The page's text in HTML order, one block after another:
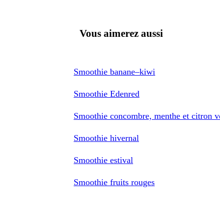
Vous aimerez aussi
Smoothie banane–kiwi
Smoothie Edenred
Smoothie concombre, menthe et citron
Smoothie hivernal
Smoothie estival
Smoothie fruits rouges